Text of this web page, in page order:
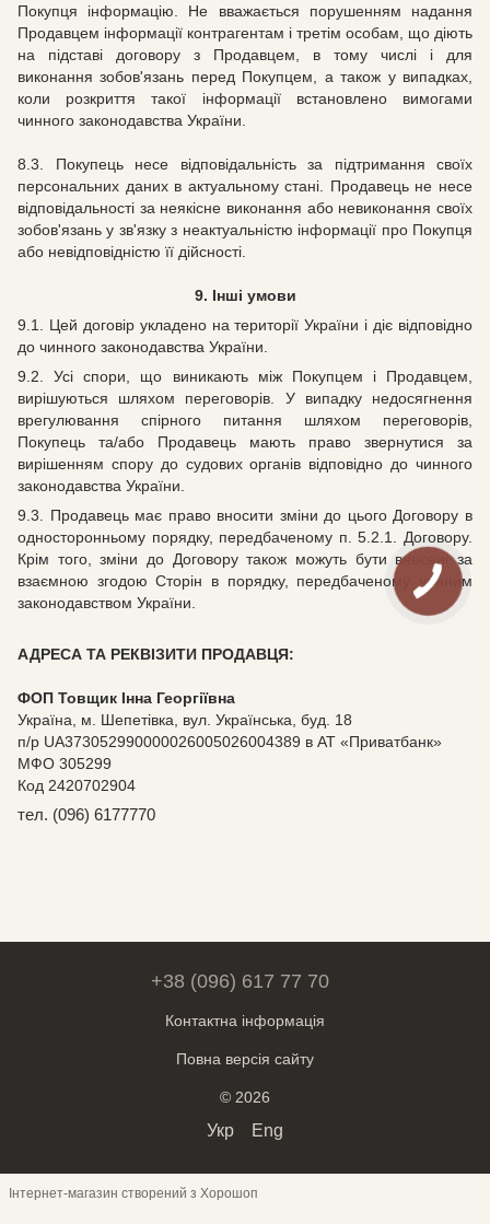
Покупця інформацію. Не вважається порушенням надання
Продавцем інформації контрагентам і третім особам, що діють
на підставі договору з Продавцем, в тому числі і для
виконання зобов'язань перед Покупцем, а також у випадках,
коли розкриття такої інформації встановлено вимогами
чинного законодавства України.
8.3. Покупець несе відповідальність за підтримання своїх
персональних даних в актуальному стані. Продавець не несе
відповідальності за неякісне виконання або невиконання своїх
зобов'язань у зв'язку з неактуальністю інформації про Покупця
або невідповідністю її дійсності.
9. Інші умови
9.1. Цей договір укладено на території України і діє відповідно
до чинного законодавства України.
9.2. Усі спори, що виникають між Покупцем і Продавцем,
вирішуються шляхом переговорів. У випадку недосягнення
врегулювання спірного питання шляхом переговорів,
Покупець та/або Продавець мають право звернутися за
вирішенням спору до судових органів відповідно до чинного
законодавства України.
9.3. Продавець має право вносити зміни до цього Договору в
односторонньому порядку, передбаченому п. 5.2.1. Договору.
Крім того, зміни до Договору також можуть бути внесені за
взаємною згодою Сторін в порядку, передбаченому чинним
законодавством України.
АДРЕСА ТА РЕКВІЗИТИ ПРОДАВЦЯ:
ФОП Товщик Інна Георгіївна
Україна, м. Шепетівка, вул. Українська, буд. 18
п/р UA373052990000026005026004389 в АТ «Приватбанк»
МФО 305299
Код 2420702904
тел. (096) 6177770
+38 (096) 617 77 70
Контактна інформація
Повна версія сайту
© 2026
Укр Eng
Інтернет-магазин створений з Хорошоп